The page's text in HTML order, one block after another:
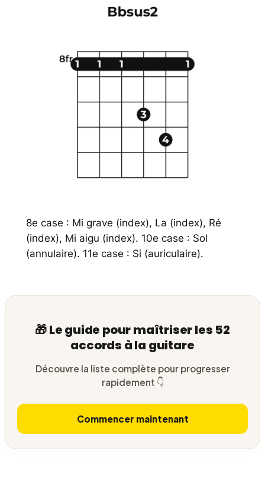
8e case : Mi grave (index), La (index), Ré
(index), Mi aigu (index). 10e case : Sol
(annulaire). 11e case : Si (auriculaire).
🎁 Le guide pour maîtriser les 52
accords à la guitare
Découvre la liste complète pour progresser
rapidement 👇
Commencer maintenant